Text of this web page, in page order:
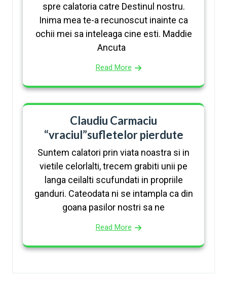
spre calatoria catre Destinul nostru.
Inima mea te-a recunoscut inainte ca
ochii mei sa inteleaga cine esti. Maddie
Ancuta
Read More
Claudiu Carmaciu
“vraciul”sufletelor pierdute
Suntem calatori prin viata noastra si in
vietile celorlalti, trecem grabiti unii pe
langa ceilalti scufundati in propriile
ganduri. Cateodata ni se intampla ca din
goana pasilor nostri sa ne
Read More